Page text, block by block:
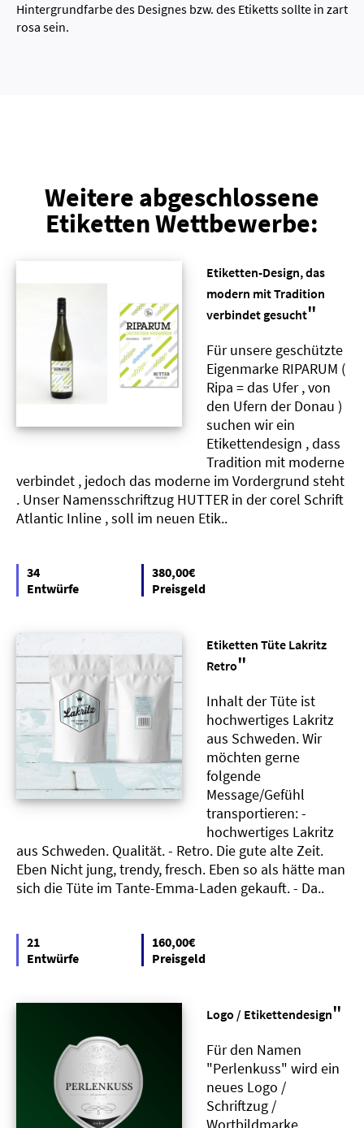
Hintergrundfarbe des Designes bzw. des Etiketts sollte in zart
rosa sein.
Weitere abgeschlossene
Etiketten Wettbewerbe:
Etiketten-Design, das
modern mit Tradition
verbindet gesucht"
Für unsere geschützte
Eigenmarke RIPARUM (
Ripa = das Ufer , von
den Ufern der Donau )
suchen wir ein
Etikettendesign , dass
Tradition mit moderne
verbindet , jedoch das moderne im Vordergrund steht
. Unser Namensschriftzug HUTTER in der corel Schrift
Atlantic Inline , soll im neuen Etik..
34
Entwürfe
380,00€
Preisgeld
Etiketten Tüte Lakritz
Retro"
Inhalt der Tüte ist
hochwertiges Lakritz
aus Schweden. Wir
möchten gerne
folgende
Message/Gefühl
transportieren: -
hochwertiges Lakritz
aus Schweden. Qualität. - Retro. Die gute alte Zeit.
Eben Nicht jung, trendy, fresch. Eben so als hätte man
sich die Tüte im Tante-Emma-Laden gekauft. - Da..
21
Entwürfe
160,00€
Preisgeld
Logo / Etikettendesign"
Für den Namen
"Perlenkuss" wird ein
neues Logo /
Schriftzug /